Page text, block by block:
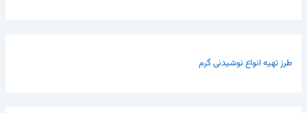
طرز تهیه انواع نوشیدنی گرم